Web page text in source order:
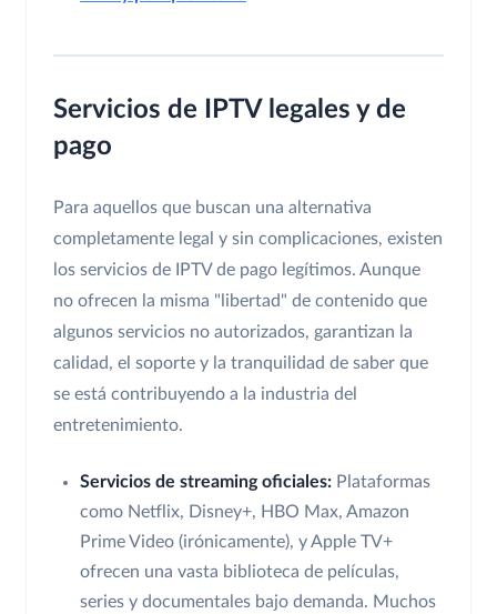
Servicios de IPTV legales y de
pago
Para aquellos que buscan una alternativa
completamente legal y sin complicaciones, existen
los servicios de IPTV de pago legítimos. Aunque
no ofrecen la misma "libertad" de contenido que
algunos servicios no autorizados, garantizan la
calidad, el soporte y la tranquilidad de saber que
se está contribuyendo a la industria del
entretenimiento.
Servicios de streaming oficiales: Plataformas
como Netflix, Disney+, HBO Max, Amazon
Prime Video (irónicamente), y Apple TV+
ofrecen una vasta biblioteca de películas,
series y documentales bajo demanda. Muchos